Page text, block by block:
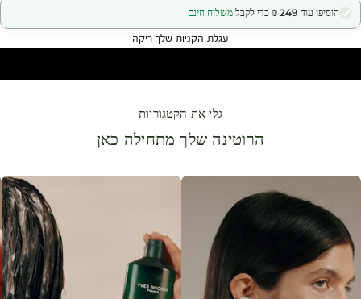
הוסיפו עוד 249 ₪ כדי לקבל משלוח חינם
עגלת הקניות שלך ריקה
גלי את הקטגוריות
הרוטינה שלך מתחילה כאן